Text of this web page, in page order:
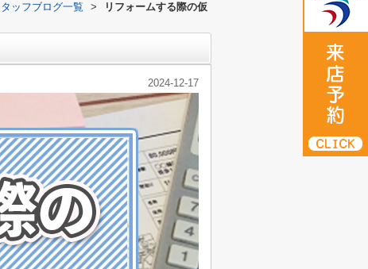
ッフブログ一覧 >
リフォームする際の仮
2024-12-17